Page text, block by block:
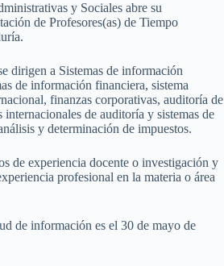
y Sociales abre su
de Profesores(as) de Tiempo
dirigen a Sistemas de información
de información financiera, sistema
finanzas corporativas, auditoría de
internacionales de auditoría y sistemas de
y determinación de impuestos.
de experiencia docente o investigación y
profesional en la materia o área
de información es el 30 de mayo de